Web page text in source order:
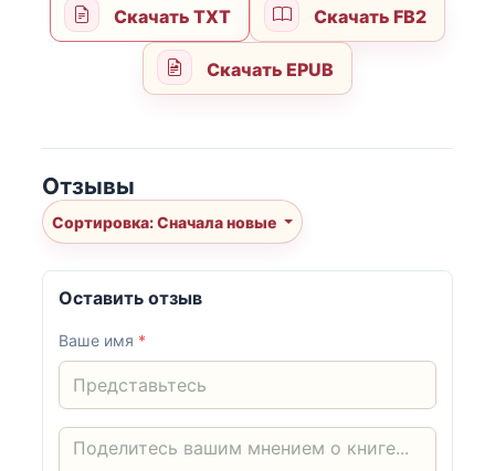
Скачать TXT Скачать FB2
Скачать EPUB
Отзывы
Сортировка: Сначала новые
Оставить отзыв
Ваше имя *